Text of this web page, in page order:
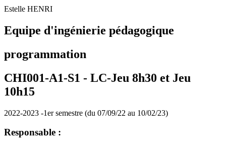
Estelle HENRI
Equipe d'ingénierie pédagogique
programmation
CHI001-A1-S1 - LC-Jeu 8h30 et Jeu
10h15
2022-2023 -1er semestre (du 07/09/22 au 10/02/23)
Responsable :